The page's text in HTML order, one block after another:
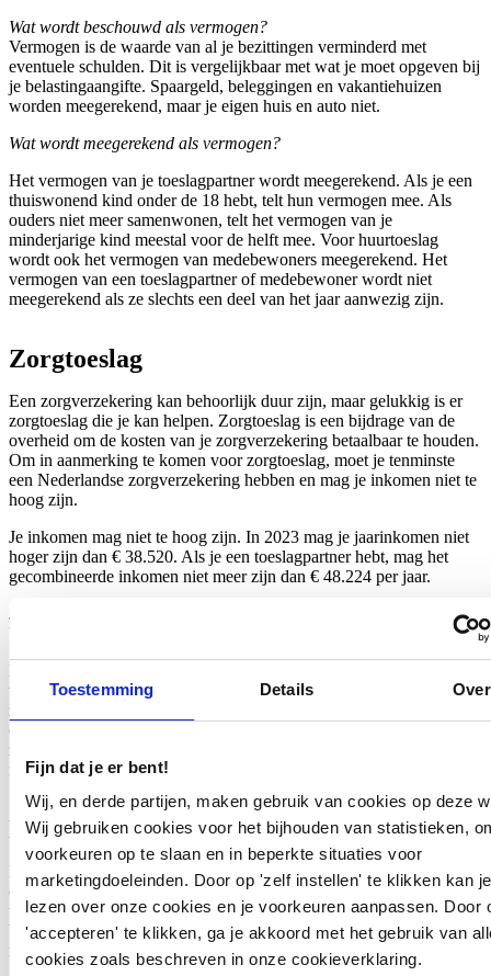
Toestemming Details Over
Fijn dat je er bent!
Wij, en derde partijen, maken gebruik van cookies op deze
Wij gebruiken cookies voor het bijhouden van statistieken,
voorkeuren op te slaan en in beperkte situaties voor
marketingdoeleinden. Door op 'zelf instellen' te klikken kan
lezen over onze cookies en je voorkeuren aanpassen. Door
'accepteren' te klikken, ga je akkoord met het gebruik van
cookies zoals beschreven in onze cookieverklaring.
Wat wordt beschouwd als vermogen?
Vermogen is de waarde van al je bezittingen verminderd met
eventuele schulden. Dit is vergelijkbaar met wat je moet opgeven bij
je belastingaangifte. Spaargeld, beleggingen en vakantiehuizen
worden meegerekend, maar je eigen huis en auto niet.
Wat wordt meegerekend als vermogen?
Het vermogen van je toeslagpartner wordt meegerekend. Als je een
thuiswonend kind onder de 18 hebt, telt hun vermogen mee. Als
ouders niet meer samenwonen, telt het vermogen van je
minderjarige kind meestal voor de helft mee. Voor huurtoeslag
wordt ook het vermogen van medebewoners meegerekend. Het
vermogen van een toeslagpartner of medebewoner wordt niet
meegerekend als ze slechts een deel van het jaar aanwezig zijn.
Zorgtoeslag
Een zorgverzekering kan behoorlijk duur zijn, maar gelukkig is er
zorgtoeslag die je kan helpen. Zorgtoeslag is een bijdrage van de
overheid om de kosten van je zorgverzekering betaalbaar te houden.
Om in aanmerking te komen voor zorgtoeslag, moet je tenminste
een Nederlandse zorgverzekering hebben en mag je inkomen niet te
hoog zijn.
Je inkomen mag niet te hoog zijn. In 2023 mag je jaarinkomen niet
hoger zijn dan € 38.520. Als je een toeslagpartner hebt, mag het
gecombineerde inkomen niet meer zijn dan € 48.224 per jaar.
Je vermogen moet binnen bepaalde grenzen blijven. Zie onderdeel
Vermogen.
Ben je 18 jaar of ouder? Vanaf je 18e verjaardag ben je zelf
verantwoordelijk voor je eigen zorgverzekering en kun je
zorgtoeslag aanvragen. Als je binnenkort 18 wordt, is het belangrijk
om op tijd je eigen zorgverzekering af te sluiten en meteen
zorgtoeslag aan te vragen. Je kunt zorgtoeslag ontvangen vanaf de
maand na je 18e verjaardag.
Kinderopvangtoeslag
Kinderopvangtoeslag is een financiële bijdrage van de overheid om
ouders te helpen met de kosten van kinderopvang. Het stelt
werkende ouders in staat om de kosten van kinderopvang en
buitenschoolse opvang deels te compenseren, waardoor ze
makkelijker kunnen blijven werken of studeren.